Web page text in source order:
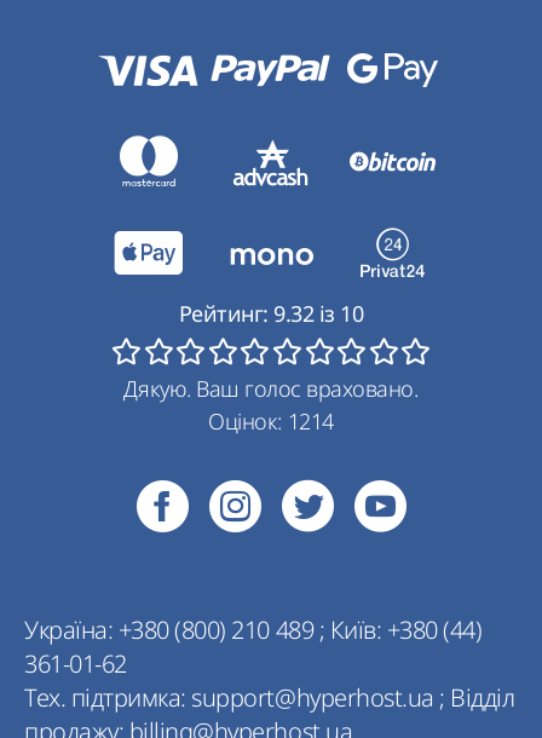
Україна: +380 (800) 210 489; Київ: +380 (44)
361-01-62
Тех. підтримка: support@hyperhost.ua ; Відділ
продажу: billing@hyperhost.ua
Рейтинг: 9.32із 10
Дякую. Ваш голос враховано.
Оцінок: 1214